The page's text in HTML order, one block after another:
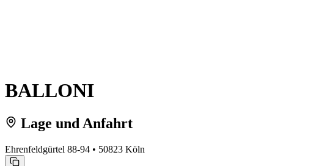
BALLONI
Lage und Anfahrt
Ehrenfeldgürtel 88-94 • 50823 Köln